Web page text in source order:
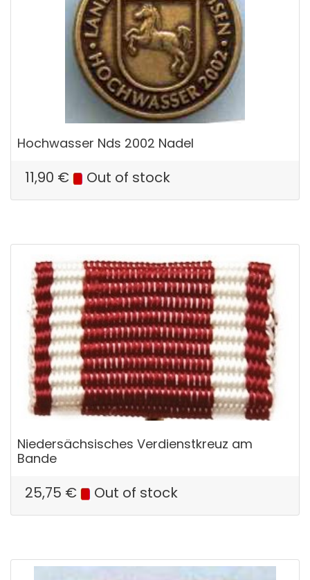
Hochwasser Nds 2002 Nadel
11,90 € Out of stock
Niedersächsisches Verdienstkreuz am
Bande
25,75 € Out of stock